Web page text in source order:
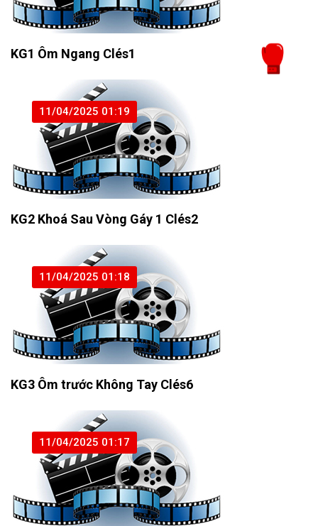
KG1 Ôm Ngang Clés1
11/04/2025 01:19
KG2 Khoá Sau Vòng Gáy 1 Clés2
11/04/2025 01:18
KG3 Ôm trước Không Tay Clés6
11/04/2025 01:17